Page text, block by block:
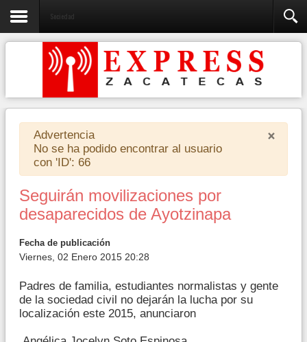
Sociedad
×
Advertencia
No se ha podido encontrar al usuario
con 'ID': 66
Seguirán movilizaciones por
desaparecidos de Ayotzinapa
Fecha de publicación
Viernes, 02 Enero 2015 20:28
Padres de familia, estudiantes normalistas y gente
de la sociedad civil no dejarán la lucha por su
localización este 2015, anunciaron